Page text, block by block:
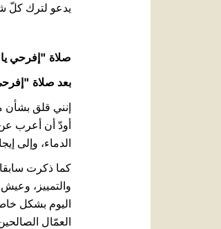
يدعو لترك
صلاة "إفرحي
بعد صلاة
إنني قلق بشأن
أودّ أن أعرب
الدماء، وإلى
كما ذكرت
والتمييز،
اليوم بشكل
العمّال